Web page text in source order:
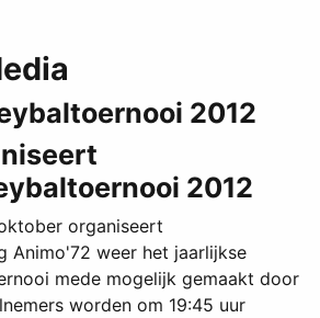
2012
2012
organiseert
Animo'72 weer het jaarlijkse
mede mogelijk gemaakt door
worden om 19:45 uur